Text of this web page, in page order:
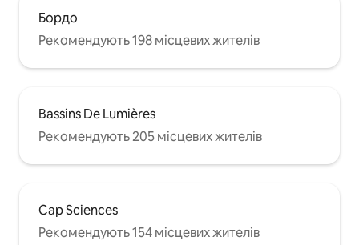
Бордо
Рекомендують 198 місцевих жителів
Bassins De Lumières
Рекомендують 205 місцевих жителів
Cap Sciences
Рекомендують 154 місцевих жителів